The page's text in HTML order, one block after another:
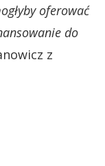
oferować
do
z